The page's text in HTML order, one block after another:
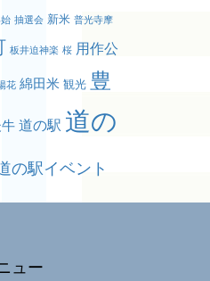
抽選会 新米 普光寺摩
板井迫神楽 桜 用作公
花 綿田米 観光 豊
道の駅 道の
の駅イベント
ュー